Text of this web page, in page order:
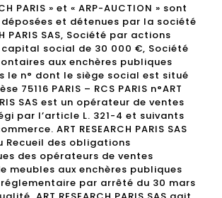
PARIS » et « ARP-AUCTION » sont
et détenues par la société
PARIS SAS, Société par actions
social de 30 000 €, Société
aux enchères publiques
le n° dont le siège social est situé
75116 PARIS – RCS PARIS n°ART
SAS est un opérateur de ventes
par l’article L. 321-4 et suivants
ART RESEARCH PARIS SAS
Recueil des obligations
des opérateurs de ventes
meubles aux enchères publiques
par arrêté du 30 mars